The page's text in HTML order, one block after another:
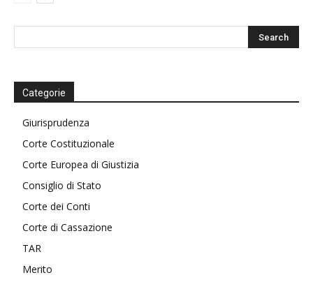
Categorie
Giurisprudenza
Corte Costituzionale
Corte Europea di Giustizia
Consiglio di Stato
Corte dei Conti
Corte di Cassazione
TAR
Merito